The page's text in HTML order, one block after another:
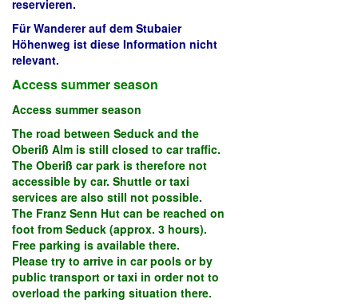
reservieren.
Für Wanderer auf dem Stubaier
Höhenweg ist diese Information nicht
relevant.
Access summer season
Access summer season
The road between Seduck and the
Oberiß Alm is still closed to car traffic.
The Oberiß car park is therefore not
accessible by car. Shuttle or taxi
services are also still not possible.
The Franz Senn Hut can be reached on
foot from Seduck (approx. 3 hours).
Free parking is available there.
Please try to arrive in car pools or by
public transport or taxi in order not to
overload the parking situation there.